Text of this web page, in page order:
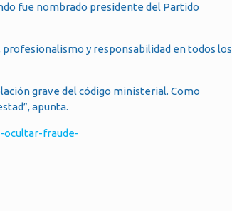
fue nombrado presidente del Partido
y responsabilidad en todos los
grave del código ministerial. Como
apunta.
fraude-